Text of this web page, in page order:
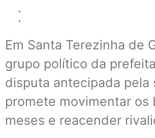
Em Santa Terezinha de
grupo político da
disputa antecipada pela
promete movimentar
meses e reacender